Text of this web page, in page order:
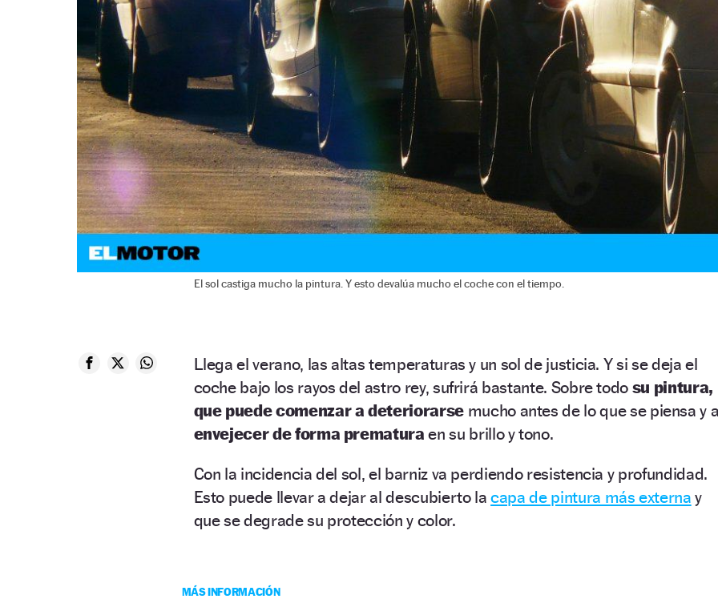
El sol castiga mucho la pintura. Y esto devalúa mucho el coche con el tiempo.
Llega el verano, las altas temperaturas y un sol de justicia. Y si se deja el
coche bajo los rayos del astro rey, sufrirá bastante. Sobre todo su pintura,
que puede comenzar a deteriorarsemucho antes de lo que se piensa y
envejecer de forma prematura en su brillo y tono.
Con la incidencia del sol, el barniz va perdiendo resistencia y profundidad.
Esto puede llevar a dejar al descubierto lacapa de pintura más externa y
que se degrade su protección y color.
MÁS INFORMACIÓN